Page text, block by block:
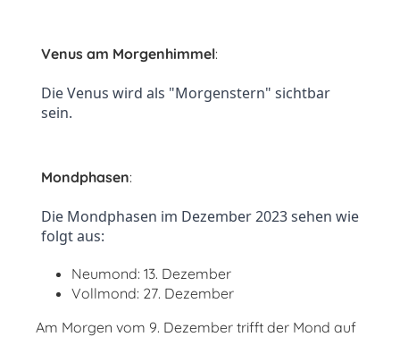
Venus am Morgenhimmel:
Die Venus wird als "Morgenstern" sichtbar
sein.
Mondphasen:
Die Mondphasen im Dezember 2023 sehen wie
folgt aus:
Neumond: 13. Dezember
Vollmond: 27. Dezember
Am Morgen vom 9. Dezember trifft der Mond auf